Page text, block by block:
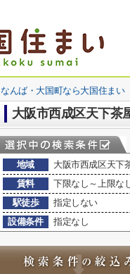
なんば・大国町なら大国住まい
大阪市西成区天下茶
地域
大阪市西成区天下
賃料
下限なし～上限な
駅徒歩
指定しない
設備条件
指定なし